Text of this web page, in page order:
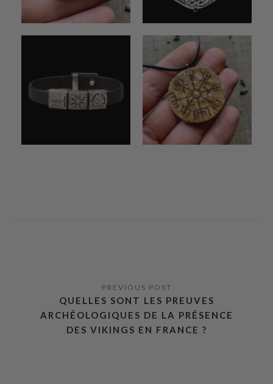
QUELLES SONT LES PREUVES
ARCHÉOLOGIQUES DE LA PRÉSENCE
DES VIKINGS EN FRANCE ?